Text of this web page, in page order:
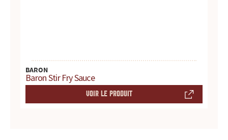
BARON
Baron Stir Fry Sauce
VOIR LE PRODUIT